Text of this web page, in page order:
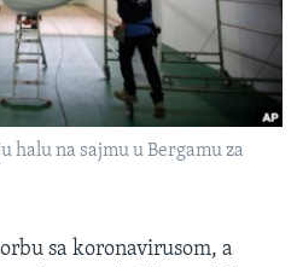
halu na sajmu u Bergamu za
sa koronavirusom, a